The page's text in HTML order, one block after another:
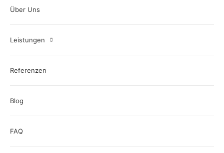
Über Uns
Leistungen
Referenzen
Blog
FAQ